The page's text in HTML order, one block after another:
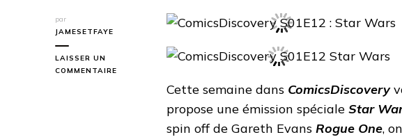
par
JAMESETFAYE
LAISSER UN
COMMENTAIRE
Cette semaine dans ComicsDiscovery
propose une émission spéciale Star
spin off de Gareth Evans Rogue One,